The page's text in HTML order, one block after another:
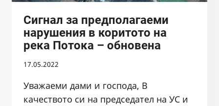
Сигнал за предполагаеми
нарушения в коритото на
река Потокa – обновена
17.05.2022
Уважаеми дами и господа, В
качеството си на председател на УС и